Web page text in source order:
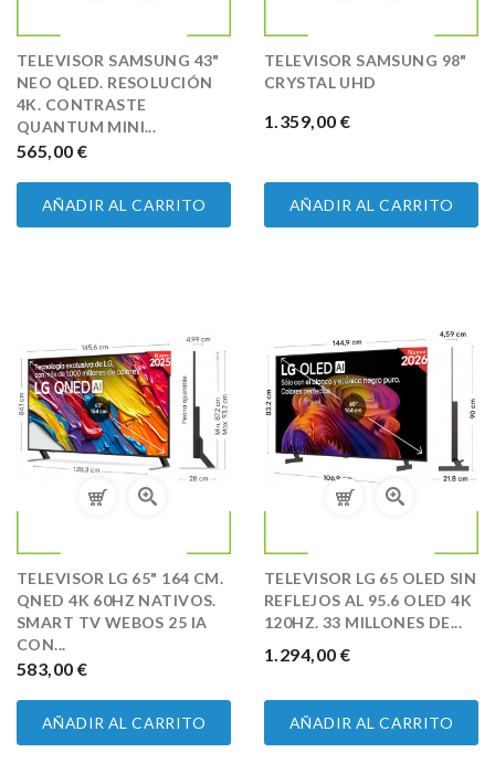
TELEVISOR SAMSUNG 43"
NEO QLED. RESOLUCIÓN
4K. CONTRASTE
QUANTUM MINI...
PRECIO
565,00 €
AÑADIR AL CARRITO
TELEVISOR SAMSUNG 98"
CRYSTAL UHD
PRECIO
1.359,00 €
AÑADIR AL CARRITO
TELEVISOR LG 65" 164 CM.
QNED 4K 60HZ NATIVOS.
SMART TV WEBOS 25 IA
CON...
PRECIO
583,00 €
AÑADIR AL CARRITO
TELEVISOR LG 65 OLED SIN
REFLEJOS AL 95.6 OLED 4K
120HZ. 33 MILLONES DE...
PRECIO
1.294,00 €
AÑADIR AL CARRITO